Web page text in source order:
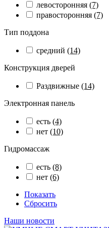
левосторонняя (7)
правосторонняя (7)
Тип поддона
средний (14)
Конструкция дверей
Раздвижные (14)
Электронная панель
есть (4)
нет (10)
Гидромассаж
есть (8)
нет (6)
Показать
Сбросить
Наши новости